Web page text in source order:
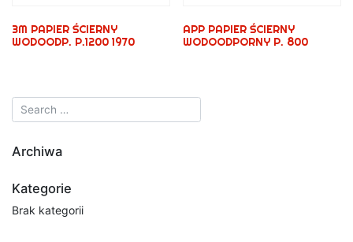
3M PAPIER ŚCIERNY
WODOODP. P.1200 1970
APP PAPIER ŚCIERNY
WODOODPORNY P. 800
Archiwa
Kategorie
Brak kategorii